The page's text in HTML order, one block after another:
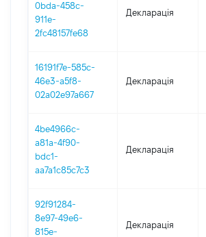
0bda-458c-
911e-
2fc48157fe68
Декларація
16191f7e-585c-
46e3-a5f8-
02a02e97a667
Декларація
4be4966c-
a81a-4f90-
bdc1-
aa7a1c85c7c3
Декларація
92f91284-
8e97-49e6-
815e-
Декларація